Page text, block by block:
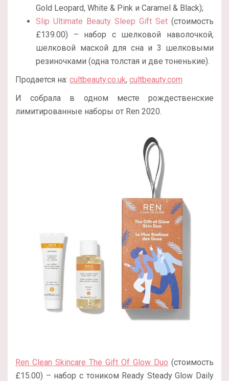
Gold Leopard, White & Pink и Caramel & Black);
Slip Ultimate Beauty Sleep Gift Set (стоимость
£139.00) – набор с шелковой наволочкой,
шелковой маской для сна и 3 шелковыми
резиночками (одна толстая и две тоненькие).
Продается на: cultbeauty.co.uk, cultbeauty.com
И собрала в одном месте рождественские
лимитированные наборы от Ren 2020.
Ren Clean Skincare The Gift Of Glow Duo (стоимость
£15.00) – набор с тоником Ready Steady Glow Daily